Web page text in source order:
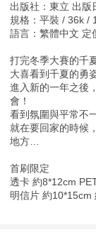
出版社：東立 出
規格：平裝 / 36k /
語言：繁體中文 定
打完冬季大賽的千
大喜看到千夏的勇
進入新的一年之後
會！
看到氛圍與平常不
就在要回家的時候
地方…
首刷限定
透卡 約8*12cm
明信片 約10*15cm